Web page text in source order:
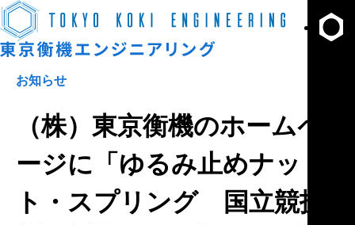
お知らせ
（株）東京衡機のホームペ
ージに「ゆるみ止めナッ
ト・スプリング 国立競技